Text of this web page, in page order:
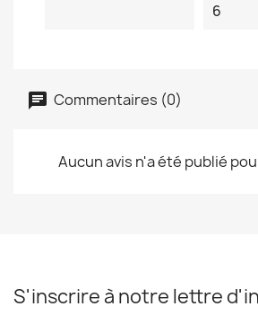
6
Commentaires (0)
Aucun avis n'a été publié
S'inscrire à notre lettre